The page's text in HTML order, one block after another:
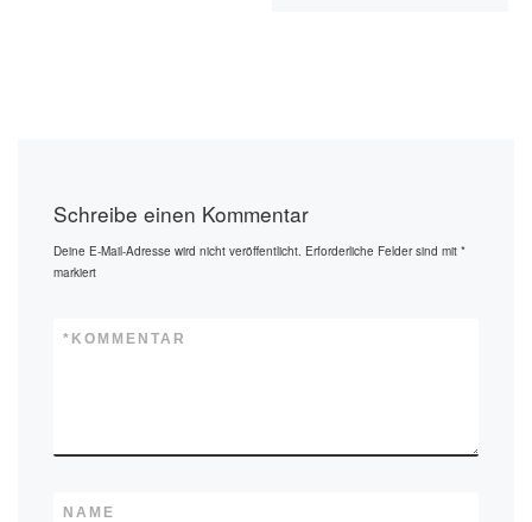
Schreibe einen Kommentar
Deine E-Mail-Adresse wird nicht veröffentlicht. Erforderliche Felder sind mit *
markiert
KOMMENTAR
*
NAME